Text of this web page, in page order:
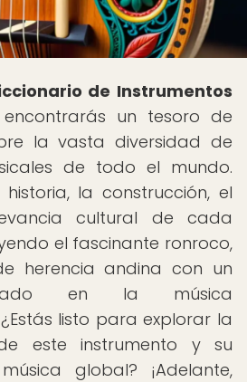
de Instrumentos
un tesoro de
la vasta diversidad de
de todo el mundo.
la construcción, el
cultural de cada
el fascinante ronroco,
herencia andina con un
en la música
listo para explorar la
este instrumento y su
global? ¡Adelante,